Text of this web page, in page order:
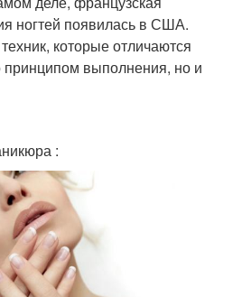
ногтей появилась в США.
которые отличаются
принципом выполнения, но и
: